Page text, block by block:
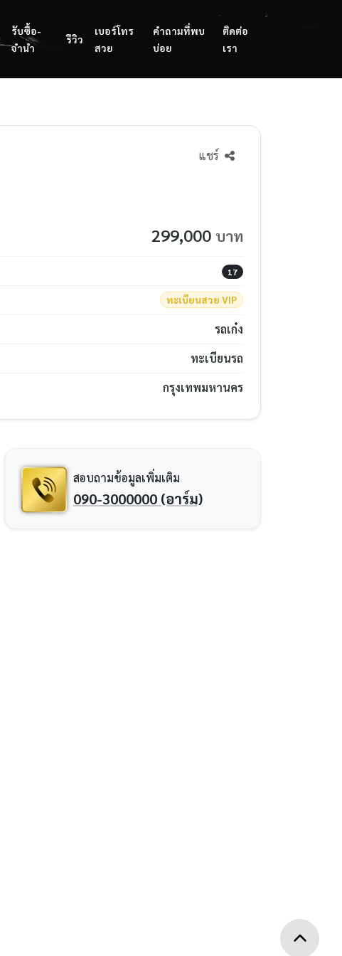
รับซื้อ-
จำนำ
รีวิว
เบอร์โทร
สวย
คำถามที่พบ
บ่อย
ติดต่อ
เรา
แชร์
299,000 บาท
17
ทะเบียนสวย VIP
รถเก๋ง
ทะเบียนรถ
กรุงเทพมหานคร
สอบถามข้อมูลเพิ่มเติม
090-3000000 (อาร์ม)